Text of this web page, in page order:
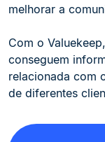
melhorar a
Com o
conseguem
relacionada com
de diferentes